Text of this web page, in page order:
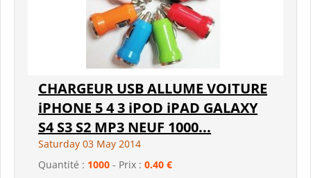
CHARGEUR USB ALLUME VOITURE
iPHONE 5 4 3 iPOD iPAD GALAXY
S4 S3 S2 MP3 NEUF 1000...
Saturday 03 May 2014
Quantité : 1000 - Prix : 0.40 €